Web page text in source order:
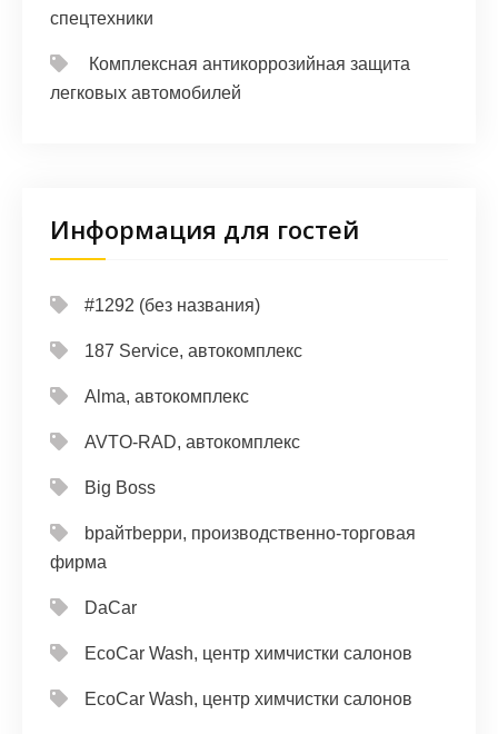
спецтехники
Комплексная антикоррозийная защита
легковых автомобилей
Информация для гостей
#1292 (без названия)
187 Service, автокомплекс
Alma, автокомплекс
AVTO-RAD, автокомплекс
Big Boss
bрайтbерри, производственно-торговая
фирма
DaCar
EcoCar Wash, центр химчистки салонов
EcoCar Wash, центр химчистки салонов